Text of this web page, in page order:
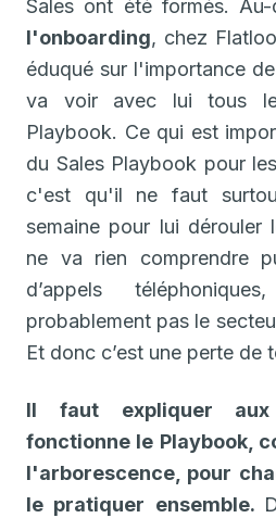
Sales ont été formés.
l'onboarding, chez
éduqué sur l'importance
va voir avec lui tous
Playbook. Ce qui est
du Sales Playbook pour
c'est qu'il ne faut
semaine pour lui dérouler
ne va rien comprendre
d’appels
probablement pas le
Et donc c’est une perte de
Il faut expliquer aux
fonctionne le Playbook,
l'arborescence, pour
le pratiquer ensemble.